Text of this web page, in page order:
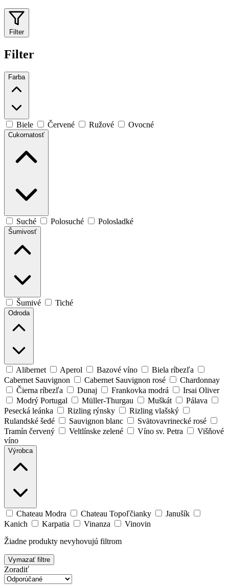
Filter
Filter
Farba
Biele Červené Ružové Ovocné
Cukornatosť
Suché Polosuché Polosladké
Šumivosť
Šumivé Tiché
Odroda
Alibernet Aperol Bazové víno
Biela ríbezľa
Cabernet Sauvignon
Cabernet Sauvignon rosé
Chardonnay
Čierna ríbezľa
Dunaj Frankovka modrá
Irsai Oliver
Modrý Portugal
Müller-Thurgau Muškát
Pálava
Pesecká leánka
Rizling rýnsky
Rizling vlašský
Rulandské šedé
Sauvignon blanc
Svätovavrinecké rosé
Tramín červený
Veltlínske zelené Víno sv. Petra
Višňové
víno
Výrobca
Chateau Modra Chateau Topoľčianky
Janušík
Kanich
Karpatia Vinanza
Vinovin
Žiadne produkty nevyhovujú filtrom
Vymazať filtre
Zoradiť